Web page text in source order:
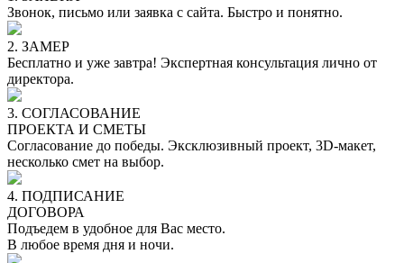
Звонок, письмо или заявка с сайта. Быстро и понятно.
2. ЗАМЕР
Бесплатно и уже завтра! Экспертная консультация лично от
директора.
3. СОГЛАСОВАНИЕ
ПРОЕКТА И СМЕТЫ
Согласование до победы. Эксклюзивный проект, 3D-макет,
несколько смет на выбор.
4. ПОДПИСАНИЕ
ДОГОВОРА
Подъедем в удобное для Вас место.
В любое время дня и ночи.